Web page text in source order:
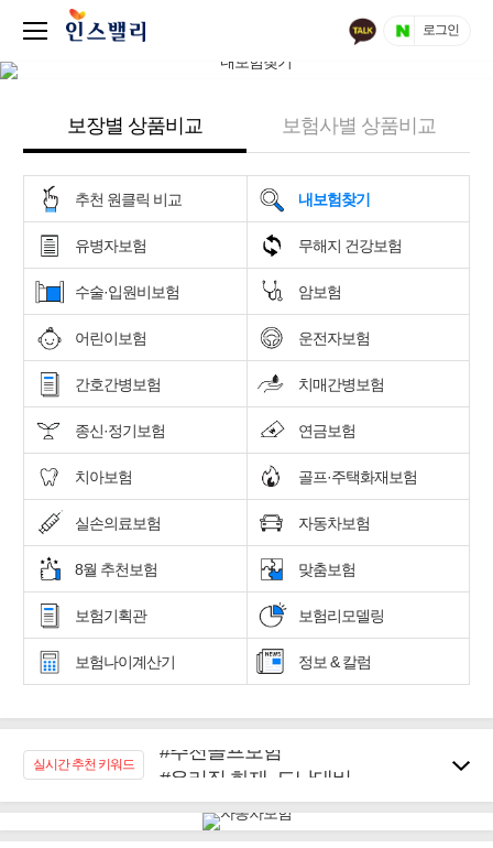
로그인
보장별 상품비교 보험사별 상품비교
추천 원클릭 비교 내보험찾기
유병자보험 무해지 건강보험
수술·입원비보험 암보험
어린이보험 운전자보험
간호간병보험 치매간병보험
종신·정기보험 연금보험
치아보험 골프·주택화재보험
실손의료보험 자동차보험
8월 추천보험 맞춤보험
보험기획관 보험리모델링
보험나이계산기 정보 & 칼럼
실시간 추천 키워드
#우리집 화재, 도난대비
#임플란트, 치아치료보장